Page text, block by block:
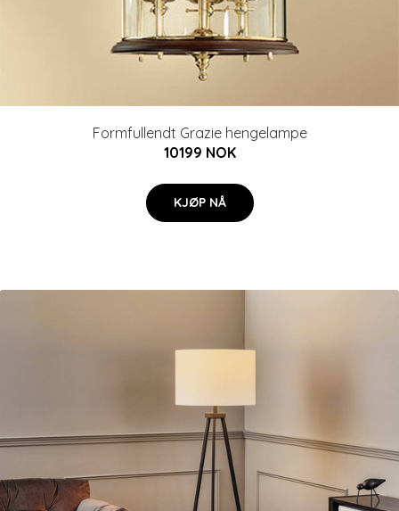
Formfullendt Grazie hengelampe
10199 NOK
KJØP NÅ